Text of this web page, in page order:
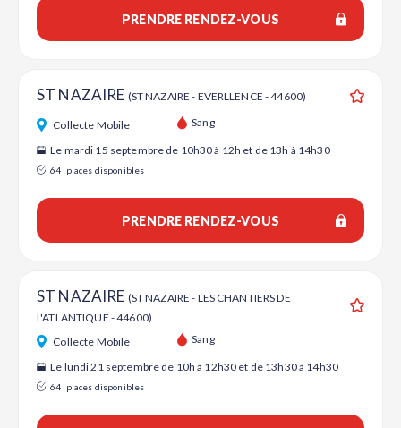
PRENDRE RENDEZ-VOUS
ST NAZAIRE (ST NAZAIRE - EVERLLENCE - 44600)
Collecte Mobile Sang
Le mardi 15 septembre de 10h30 à 12h et de 13h à 14h30
64 places disponibles
PRENDRE RENDEZ-VOUS
ST NAZAIRE (ST NAZAIRE - LES CHANTIERS DE
L'ATLANTIQUE - 44600)
Collecte Mobile Sang
Le lundi 21 septembre de 10h à 12h30 et de 13h30 à 14h30
64 places disponibles